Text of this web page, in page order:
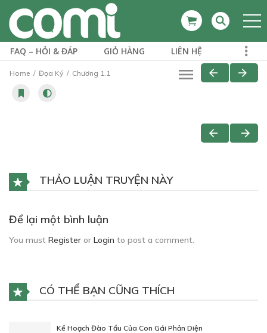
FAQ – HỎI & ĐÁP GIỎ HÀNG LIÊN HỆ
Home Đọa Ký Chương 1.1
THẢO LUẬN TRUYỆN NÀY
Để lại một bình luận
You must Register or Login to post a comment.
CÓ THỂ BẠN CŨNG THÍCH
Kế Hoạch Đào Tẩu Của Con Gái Phản Diện